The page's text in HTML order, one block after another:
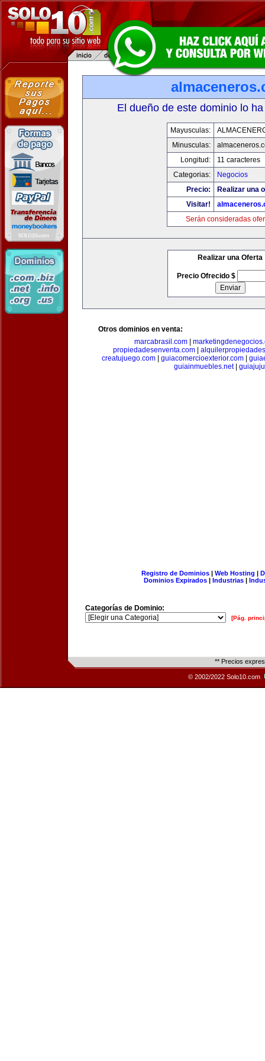
El dueño de este dominio lo
Mayusculas:
Minusculas:
Longitud:
11 caracteres
Categorias:
Negocios
Precio:
Realizar una
Visitar!
Serán consideradas
Realizar una Oferta
Precio Ofrecido $
Otros dominios en venta:
marcabrasil.com
propiedadesenventa.com
creatujuego.com| guiacomercioexterior.com|
guiainmuebles.net|
Registro de Dominios| Web Hosting |
Dominios Expirados | Industrias |
Categorías de Dominio:
[Pág.
** Precios
© 2002/2022 Solo10.com